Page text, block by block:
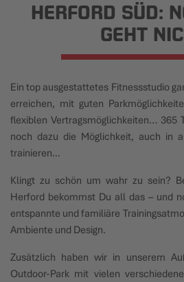
HERFORD SÜD:
GEHT
Ein top ausgestattetes Fitnessstudio
erreichen, mit guten
flexiblen Vertragsmöglichkeiten… 365
noch dazu die Möglichkeit, auch in
trainieren...
Klingt zu schön um wahr zu sein?
Herford bekommst Du all das – und
entspannte und familiäre
Ambiente und Design.
Zusätzlich haben wir in unserem
Outdoor-Park mit vielen